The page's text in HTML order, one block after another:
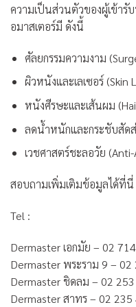
ความเป็นส่วนตัวของผู้เข้ารั
อมาสเตอร์มี ดังนี้
ศัลยกรรมความงาม
ผิวหนังและเลเซอร์ (Skin
หนังศีรษะเเละเส้นผม
ลดน้ำหนักและกระชับสัด
เวชศาสตร์ชะลอวัย
สอบถามเพิ่มเติมข้อมูลได้ที่นี่
Tel :
Dermaster เอกมัย – 02
Dermaster พระราม 9 – 02
Dermaster ชิดลม – 02
Dermaster สาทร – 02 235